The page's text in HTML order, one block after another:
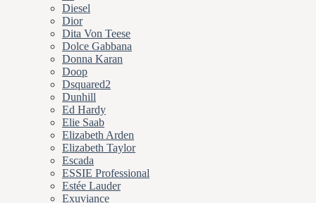
Diesel
Dior
Dita Von Teese
Dolce Gabbana
Donna Karan
Doop
Dsquared2
Dunhill
Ed Hardy
Elie Saab
Elizabeth Arden
Elizabeth Taylor
Escada
ESSIE Professional
Estée Lauder
Exuviance